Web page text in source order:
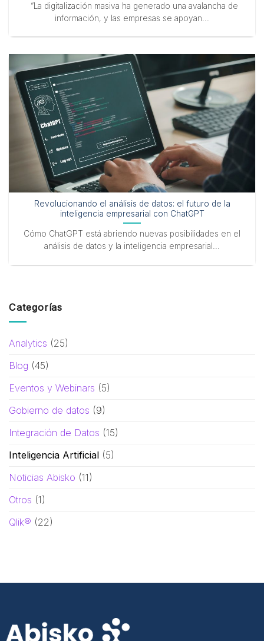
“La digitalización masiva ha generado una avalancha de
información, y las empresas se apoyan...
Revolucionando el análisis de datos: el futuro de la
inteligencia empresarial con ChatGPT
Cómo ChatGPT está abriendo nuevas posibilidades en el
análisis de datos y la inteligencia empresarial...
Categorías
Analytics (25)
Blog (45)
Eventos y Webinars (5)
Gobierno de datos (9)
Integración de Datos (15)
Inteligencia Artificial (5)
Noticias Abisko (11)
Otros (1)
Qlik® (22)